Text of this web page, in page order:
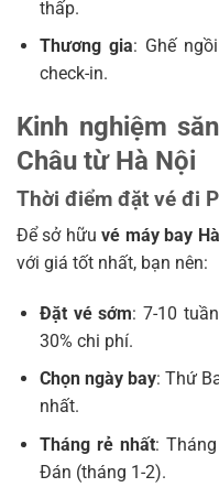
thấp.
Thương gia: Ghế
check-in.
Kinh nghiệm
Châu từ Hà Nội
Thời điểm đặt vé đi
Để sở hữuvé máy bay
với giá tốt nhất, bạn nên:
Đặt vé sớm: 7-10
30% chi phí.
Chọn ngày bay: Thứ
nhất.
Tháng rẻ nhất:
Đán (tháng 1-2).